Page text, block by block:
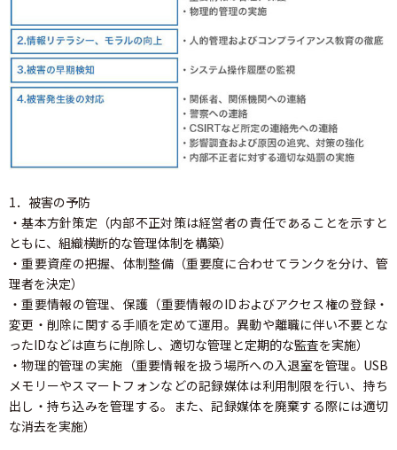
1．被害の予防
・基本方針策定（内部不正対策は経営者の責任であることを示すと
ともに、組織横断的な管理体制を構築）
・重要資産の把握、体制整備（重要度に合わせてランクを分け、管
理者を決定）
・重要情報の管理、保護（重要情報のIDおよびアクセス権の登録・
変更・削除に関する手順を定めて運用。異動や離職に伴い不要とな
ったIDなどは直ちに削除し、適切な管理と定期的な監査を実施）
・物理的管理の実施（重要情報を扱う場所への入退室を管理。USB
メモリーやスマートフォンなどの記録媒体は利用制限を行い、持ち
出し・持ち込みを管理する。また、記録媒体を廃棄する際には適切
な消去を実施）